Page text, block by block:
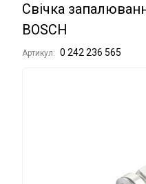
Свічка
BOSCH
Артикул: 0 242 236 565